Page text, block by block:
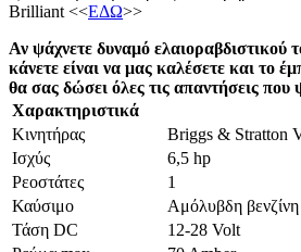
Brilliant <<ΕΔΩ>>
Αν ψάχνετε δυναμό ελαιοραβδιστικού
κάνετε είναι να μας καλέσετε και το
θα σας δώσει όλες τις απαντήσεις που
Χαρακτηριστικά
Κινητήρας
Briggs & Stratton
Ισχύς
6,5 hp
Ρεοστάτες
1
Καύσιμο
Αμόλυβδη βενζίνη
Τάση DC
12-28 Volt